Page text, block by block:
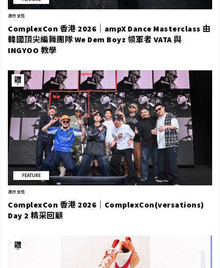
流行文化
ComplexCon 香港 2026｜ampX Dance Masterclass 由
韓國頂尖編舞團隊 We Dem Boyz 領軍者 VATA 與
INGYOO 教學
FEATURE
流行文化
ComplexCon 香港 2026｜ComplexCon(versations)
Day 2 精采回顧